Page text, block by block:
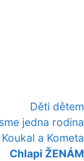
Děti dětem
jedna rodina
a Kometa
Chlapi ŽENÁM